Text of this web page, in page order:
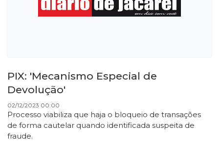
PIX: 'Mecanismo Especial de
Devolução'
02/12/2023 00:00
Processo viabiliza que haja o bloqueio de transações
de forma cautelar quando identificada suspeita de
fraude.